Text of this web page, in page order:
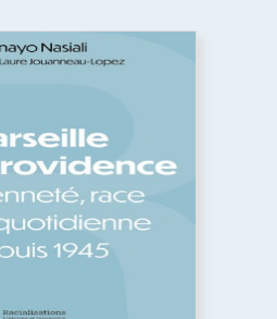
ville-providence
citoyenneté et logement
historienne américaine. Un
le post-colonial, les
impérial français, les
racialisées.